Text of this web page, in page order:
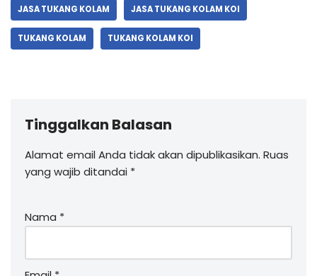
JASA TUKANG KOLAM JASA TUKANG KOLAM KOI
TUKANG KOLAM TUKANG KOLAM KOI
Tinggalkan Balasan
Alamat email Anda tidak akan dipublikasikan. Ruas
yang wajib ditandai *
Nama *